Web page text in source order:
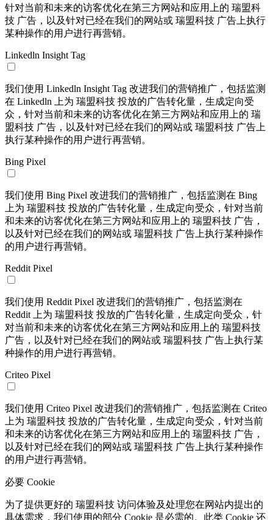
针对当前和未来的访客优化在第三方网站和应用上的 瑞盟科
技 广告，以及针对已经在我们的网站或 瑞盟科技 广告上执行
某种操作的用户进行再营销。
Linkedln Insight Tag
我们使用 Linkedln Insight Tag 改进我们的营销推广，包括监测
在 Linkedln 上为 瑞盟科技 投放的广告转化量，生成定向受
众，针对当前和未来的访客优化在第三方网站和应用上的 瑞
盟科技 广告，以及针对已经在我们的网站或 瑞盟科技 广告上
执行某种操作的用户进行再营销。
Bing Pixel
我们使用 Bing Pixel 改进我们的营销推广，包括监测在 Bing
上为 瑞盟科技 投放的广告转化量，生成定向受众，针对当前
和未来的访客优化在第三方网站和应用上的 瑞盟科技 广告，
以及针对已经在我们的网站或 瑞盟科技 广告上执行某种操作
的用户进行再营销。
Reddit Pixel
我们使用 Reddit Pixel 改进我们的营销推广，包括监测在
Reddit 上为 瑞盟科技 投放的广告转化量，生成定向受众，针
对当前和未来的访客优化在第三方网站和应用上的 瑞盟科技
广告，以及针对已经在我们的网站或 瑞盟科技 广告上执行某
种操作的用户进行再营销。
Criteo Pixel
我们使用 Criteo Pixel 改进我们的营销推广，包括监测在 Criteo
上为 瑞盟科技 投放的广告转化量，生成定向受众，针对当前
和未来的访客优化在第三方网站和应用上的 瑞盟科技 广告，
以及针对已经在我们的网站或 瑞盟科技 广告上执行某种操作
的用户进行再营销。
必要 Cookie
为了提供更好的 瑞盟科技 访问体验及处理您在网站内提出的
具体需求，我们使用的部分 Cookie 是必需的。此类 Cookie 还